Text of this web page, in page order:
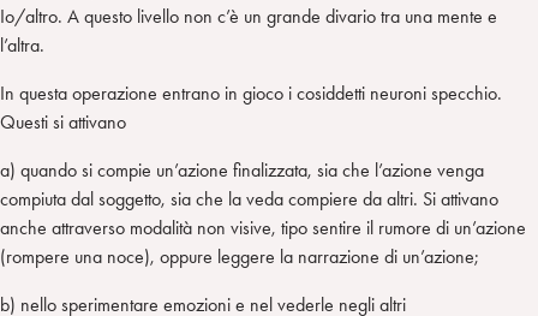
Io/altro. A questo livello non c’è un grande divario tra una mente e
l’altra.
In questa operazione entrano in gioco i cosiddetti neuroni specchio.
Questi si attivano
a) quando si compie un’azione finalizzata, sia che l’azione venga
compiuta dal soggetto, sia che la veda compiere da altri. Si attivano
anche attraverso modalità non visive, tipo sentire il rumore di un’azione
(rompere una noce), oppure leggere la narrazione di un’azione;
b) nello sperimentare emozioni e nel vederle negli altri